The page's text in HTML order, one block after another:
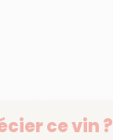
ce vin ?